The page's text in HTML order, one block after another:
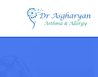
محتوا